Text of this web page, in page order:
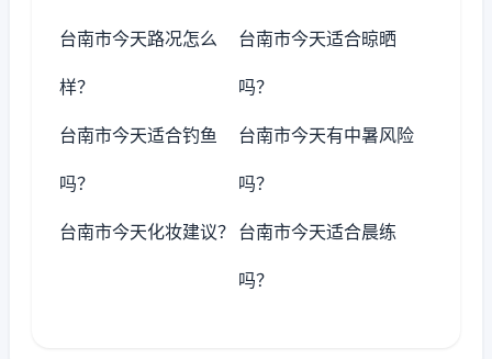
台南市今天路况怎么
样？
台南市今天适合晾晒
吗？
台南市今天适合钓鱼
吗？
台南市今天有中暑风险
吗？
台南市今天化妆建议？ 台南市今天适合晨练
吗？